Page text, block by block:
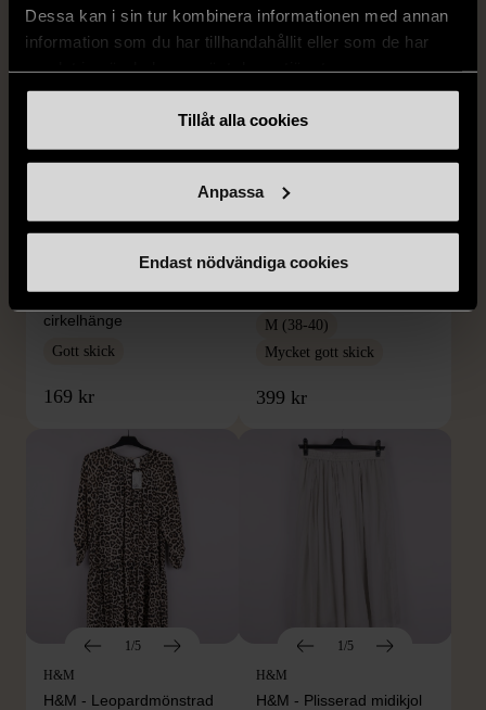
Dessa kan i sin tur kombinera informationen med annan
information som du har tillhandahållit eller som de har
Tillåt alla cookies
Anpassa
Endast nödvändiga cookies
SNÖ of Sweden -
Halsband med
cirkelhänge
Gott skick
169 kr
Rodebjer - Mönstrad topp
med knappdetalj
M (38-40)
Mycket gott skick
399 kr
1/5
H&M
H&M - Leopardmönstrad
1/5
H&M
H&M - Plisserad midikjol